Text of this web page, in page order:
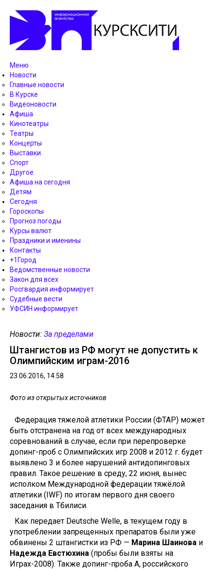
Меню
Новости
Главные новости
В Курске
Видеоновости
Афиша
Кинотеатры
Театры
Концерты
Выставки
Спорт
Другое
Афиша на сегодня
Детям
Сегодня
Гороскопы
Прогноз погоды
Курсы валют
Праздники и именины
Контакты
+1Город
Ведомственные новости
Закон для всех
Росгвардия информирует
Судебные вести
УФСИН информирует
Новости: За пределами
Штангистов из РФ могут не допустить к
Олимпийским играм-2016
23.06.2016, 14.58
Фото из открытых источников
Федерация тяжелой атлетики России (ФТАР) может
быть отстранена на год от всех международных
соревнований в случае, если при перепроверке
допинг-проб с Олимпийских игр 2008 и 2012 г. будет
выявлено 3 и более нарушений антидопинговых
правил. Такое решение в среду, 22 июня, вынес
исполком Международной федерации тяжёлой
атлетики (IWF) по итогам первого дня своего
заседания в Тбилиси.
Как передает Deutsche Welle, в текущем году в
употреблении запрещенных препаратов были уже
обвинены 2 штангистки из РФ — Марина Шаинова и
Надежда Евстюхина (пробы были взяты на
Играх-2008). Также допинг-проба А, российского